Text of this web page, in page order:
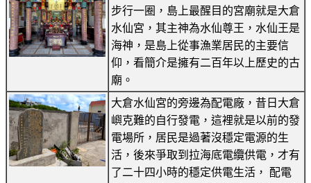
步行一圈，島上最醒目的宮廟就是大倉
水仙宮，其主神為水仙尊王，水仙王是
海神，是島上從事漁業居民的主要信
仰，看簡介是擁有二百年以上歷史的古
廟。
大倉水仙宮的旁邊為配電廠，昔日大倉
嶼克難的自行發電，這裡就是以前的發
電場所，居民是過著沒穩定電源的生
活，後來爭取到拉海底電纜供電，才有
了二十四小時的穩定供電生活， 配電